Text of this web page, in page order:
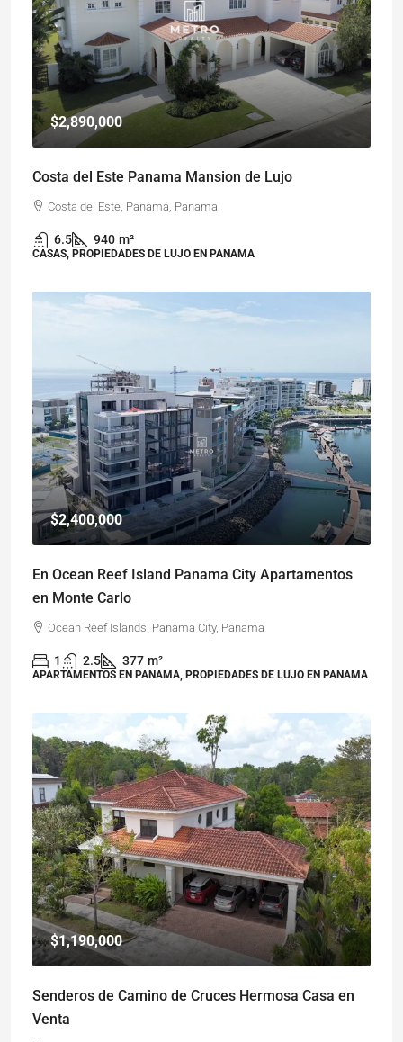
$2,890,000
Costa del Este Panama Mansion de Lujo
Costa del Este, Panamá, Panama
6.5 940 m²
CASAS, PROPIEDADES DE LUJO EN PANAMA
$2,400,000
En Ocean Reef Island Panama City Apartamentos
en Monte Carlo
Ocean Reef Islands, Panama City, Panama
1 2.5 377 m²
APARTAMENTOS EN PANAMA, PROPIEDADES DE LUJO EN PANAMA
$1,190,000
Senderos de Camino de Cruces Hermosa Casa en
Venta